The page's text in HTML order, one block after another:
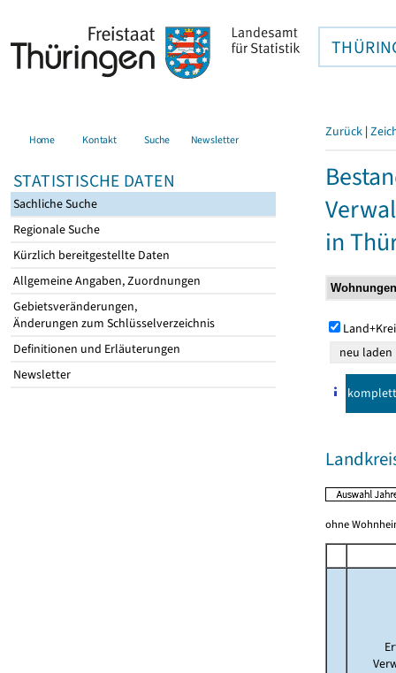
Home Kontakt Suche Newsletter
STATISTISCHE DATEN
Sachliche Suche
Regionale Suche
Kürzlich bereitgestellte Daten
Allgemeine Angaben, Zuordnungen
Gebietsveränderungen,
Änderungen zum Schlüsselverzeichnis
Definitionen und Erläuterungen
Newsletter
Zurück |
in
komplett
ohne